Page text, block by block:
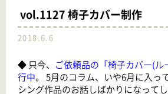
vol.1127 椅子カバー制作
2018.6.6
◆ 只今、 ご依頼品の「椅子カバー(
行中。 5月のコラム、いや6月に入っ
シング作品のお話しばかりになって